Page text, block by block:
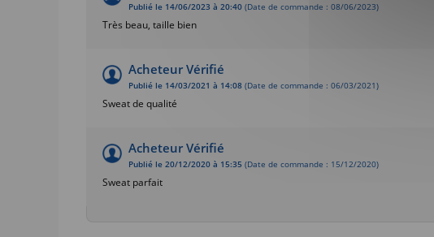
Publié le 14/06/2023 à 20:40 (Date de commande : 08/06/2023)
Très beau, taille bien
Acheteur Vérifié
Publié le 14/03/2021 à 14:08 (Date de commande : 06/03/2021)
Sweat de qualité
Acheteur Vérifié
Publié le 20/12/2020 à 15:35 (Date de commande : 15/12/2020)
Sweat parfait